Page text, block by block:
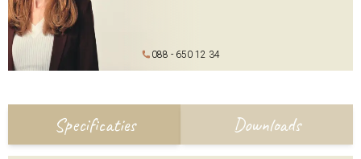
088 - 650 12 34
Specificaties Downloads